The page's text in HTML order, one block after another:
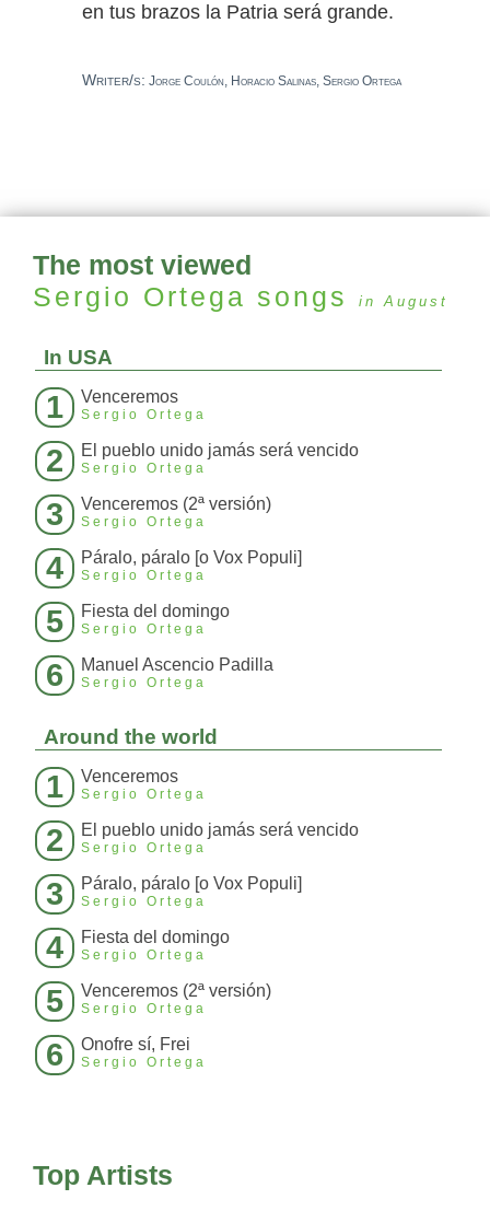
en tus brazos la Patria será grande.
Writer/s: Jorge Coulón, Horacio Salinas, Sergio Ortega
The most viewed
Sergio Ortega songs in August
In USA
1 Venceremos
Sergio Ortega
2 El pueblo unido jamás será vencido
Sergio Ortega
3 Venceremos (2ª versión)
Sergio Ortega
4 Páralo, páralo [o Vox Populi]
Sergio Ortega
5 Fiesta del domingo
Sergio Ortega
6 Manuel Ascencio Padilla
Sergio Ortega
Around the world
1 Venceremos
Sergio Ortega
2 El pueblo unido jamás será vencido
Sergio Ortega
3 Páralo, páralo [o Vox Populi]
Sergio Ortega
4 Fiesta del domingo
Sergio Ortega
5 Venceremos (2ª versión)
Sergio Ortega
6 Onofre sí, Frei
Sergio Ortega
Top Artists